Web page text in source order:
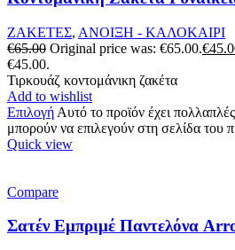
ΖΑΚΕΤΕΣ, ΑΝΟΙΞΗ - ΚΑΛΟΚΑΙΡΙ
€65.00 Original price was: €65.00.€
€45.00.
Τιρκουάζ κοντομάνικη ζακέτα
Add to wishlist
Επιλογή Αυτό το προϊόν έχει
μπορούν να επιλεγούν στη σελίδα του
Quick view
Compare
Σατέν Εμπριμέ Παντελόνα